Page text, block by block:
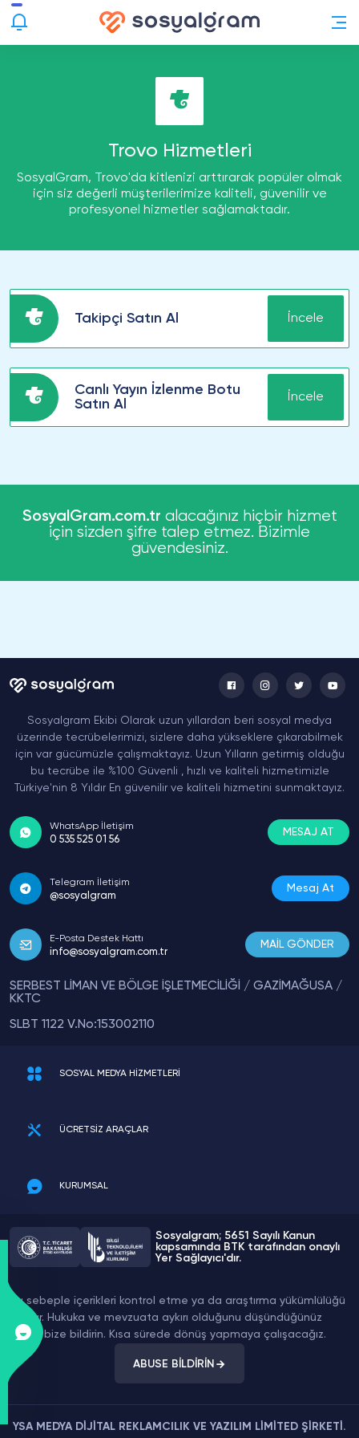
Trovo Hizmetleri
SosyalGram, Trovo'da kitlenizi arttırarak popüler olmak
için siz değerli müşterilerimize kaliteli, güvenilir ve
profesyonel hizmetler sağlamaktadır.
Takipçi Satın Al İncele
Canlı Yayın İzlenme Botu
Satın Al
İncele
SosyalGram.com.tr alacağınız hiçbir hizmet
için sizden şifre talep etmez. Bizimle
güvendesiniz.
Sosyalgram Ekibi Olarak uzun yıllardan beri sosyal medya
üzerinde tecrübelerimizi, sizlere daha yükseklere çıkarabilmek
için var gücümüzle çalışmaktayız. Uzun Yılların getirmiş olduğu
bu tecrübe ile %100 Güvenli , hızlı ve kaliteli hizmetimizle
Türkiye'nin 8 Yıldır En güvenilir ve kaliteli hizmetini sunmaktayız.
WhatsApp İletişim
0 535 525 01 56
MESAJ AT
Telegram İletişim
@sosyalgram
Mesaj At
E-Posta Destek Hattı
info@sosyalgram.com.tr
MAİL GÖNDER
SERBEST LİMAN VE BÖLGE İŞLETMECİLİĞİ / GAZİMAĞUSA /
KKTC
SLBT 1122 V.No:153002110
SOSYAL MEDYA HİZMETLERİ
ÜCRETSİZ ARAÇLAR
KURUMSAL
Sosyalgram; 5651 Sayılı Kanun
kapsamında BTK tarafından onaylı
Yer Sağlayıcı'dır.
Bu sebeple içerikleri kontrol etme ya da araştırma yükümlülüğü
yoktur. Hukuka ve mevzuata aykırı olduğunu düşündüğünüz
içeriği bize bildirin. Kısa sürede dönüş yapmaya çalışacağız.
ABUSE BİLDİRİN
YSA MEDYA DİJİTAL REKLAMCILIK VE YAZILIM LİMİTED ŞİRKETİ.